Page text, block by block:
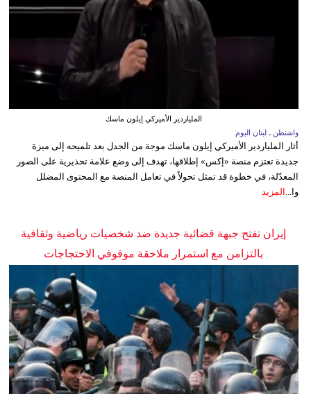
الملياردير الأميركي إيلون ماسك
واشنطن ـ لبنان اليوم
أثار الملياردير الأميركي إيلون ماسك موجة من الجدل بعد تلميحه إلى ميزة
جديدة تعتزم منصة «إكس» إطلاقها، تهدف إلى وضع علامة تحذيرية على الصور
المعدّلة، في خطوة قد تمثل تحولاً في تعامل المنصة مع المحتوى المضلل
وا... المزيد
إيران تفتح جبهة قضائية جديدة ضد شخصيات رياضية وثقافية
بالتزامن مع استمرار ملاحقة موقوفي الاحتجاجات